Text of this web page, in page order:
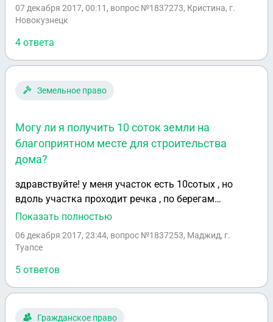
07 декабря 2017, 00:11 , вопрос №1837273, Кристина, г.
Новокузнецк
4 ответа
Земельное право
Могу ли я получить 10 соток земли на
благоприятном месте для строительства
дома?
здравствуйте! у меня участок есть 10сотых , но
вдоль участка проходит речка , по берегам
спускаетья земля строиться там нельзя , мне могут
дома, эти 10сотых?
Показать полностью
06 декабря 2017, 23:44, вопрос №1837253, Маджид, г.
Туапсе
5 ответов
Гражданское право